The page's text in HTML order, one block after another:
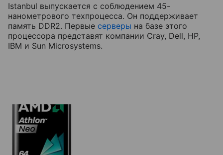
Istanbul выпускается с соблюдением 45-
нанометрового техпроцесса. Он поддерживает
память DDR2. Первые серверы на базе этого
процессора представят компании Cray, Dell, HP,
IBM и Sun Microsystems.